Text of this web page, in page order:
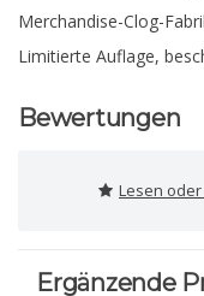
Merchandise-Clog-
Limitierte Auflage,
Bewertungen
Lesen
Ergänzende